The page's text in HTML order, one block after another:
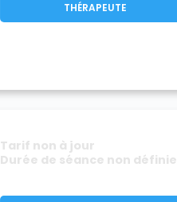
THÉRAPEUTE
Tarif non à jour
Durée de séance non définie